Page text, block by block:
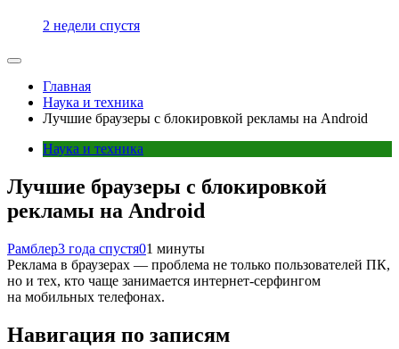
2 недели спустя
Главная
Наука и техника
Лучшие браузеры c блокировкой рекламы на Android
Наука и техника
Лучшие браузеры c блокировкой
рекламы на Android
Рамблер3 года спустя01 минуты
Реклама в браузерах — проблема не только пользователей ПК,
но и тех, кто чаще занимается интернет-серфингом
на мобильных телефонах.
Навигация по записям